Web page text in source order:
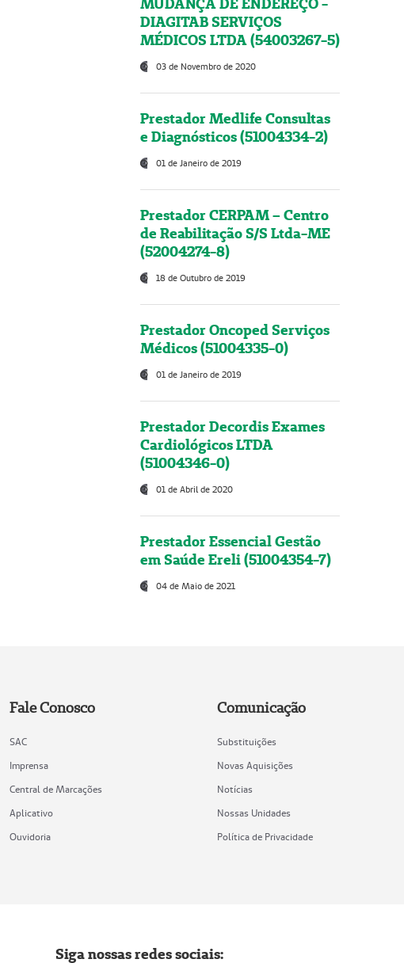
MUDANÇA DE ENDEREÇO -
DIAGITAB SERVIÇOS
MÉDICOS LTDA (54003267-5)
03 de Novembro de 2020
Prestador Medlife Consultas
e Diagnósticos (51004334-2)
01 de Janeiro de 2019
Prestador CERPAM – Centro
de Reabilitação S/S Ltda-ME
(52004274-8)
18 de Outubro de 2019
Prestador Oncoped Serviços
Médicos (51004335-0)
01 de Janeiro de 2019
Prestador Decordis Exames
Cardiológicos LTDA
(51004346-0)
01 de Abril de 2020
Prestador Essencial Gestão
em Saúde Ereli (51004354-7)
04 de Maio de 2021
Fale Conosco
SAC
Imprensa
Central de Marcações
Aplicativo
Ouvidoria
Comunicação
Substituições
Novas Aquisições
Notícias
Nossas Unidades
Política de Privacidade
Siga nossas redes sociais: